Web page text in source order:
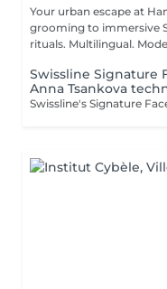
Your urban escape at
grooming to immersive
rituals. Multilingual.
Swissline Signature
Anna Tsankova